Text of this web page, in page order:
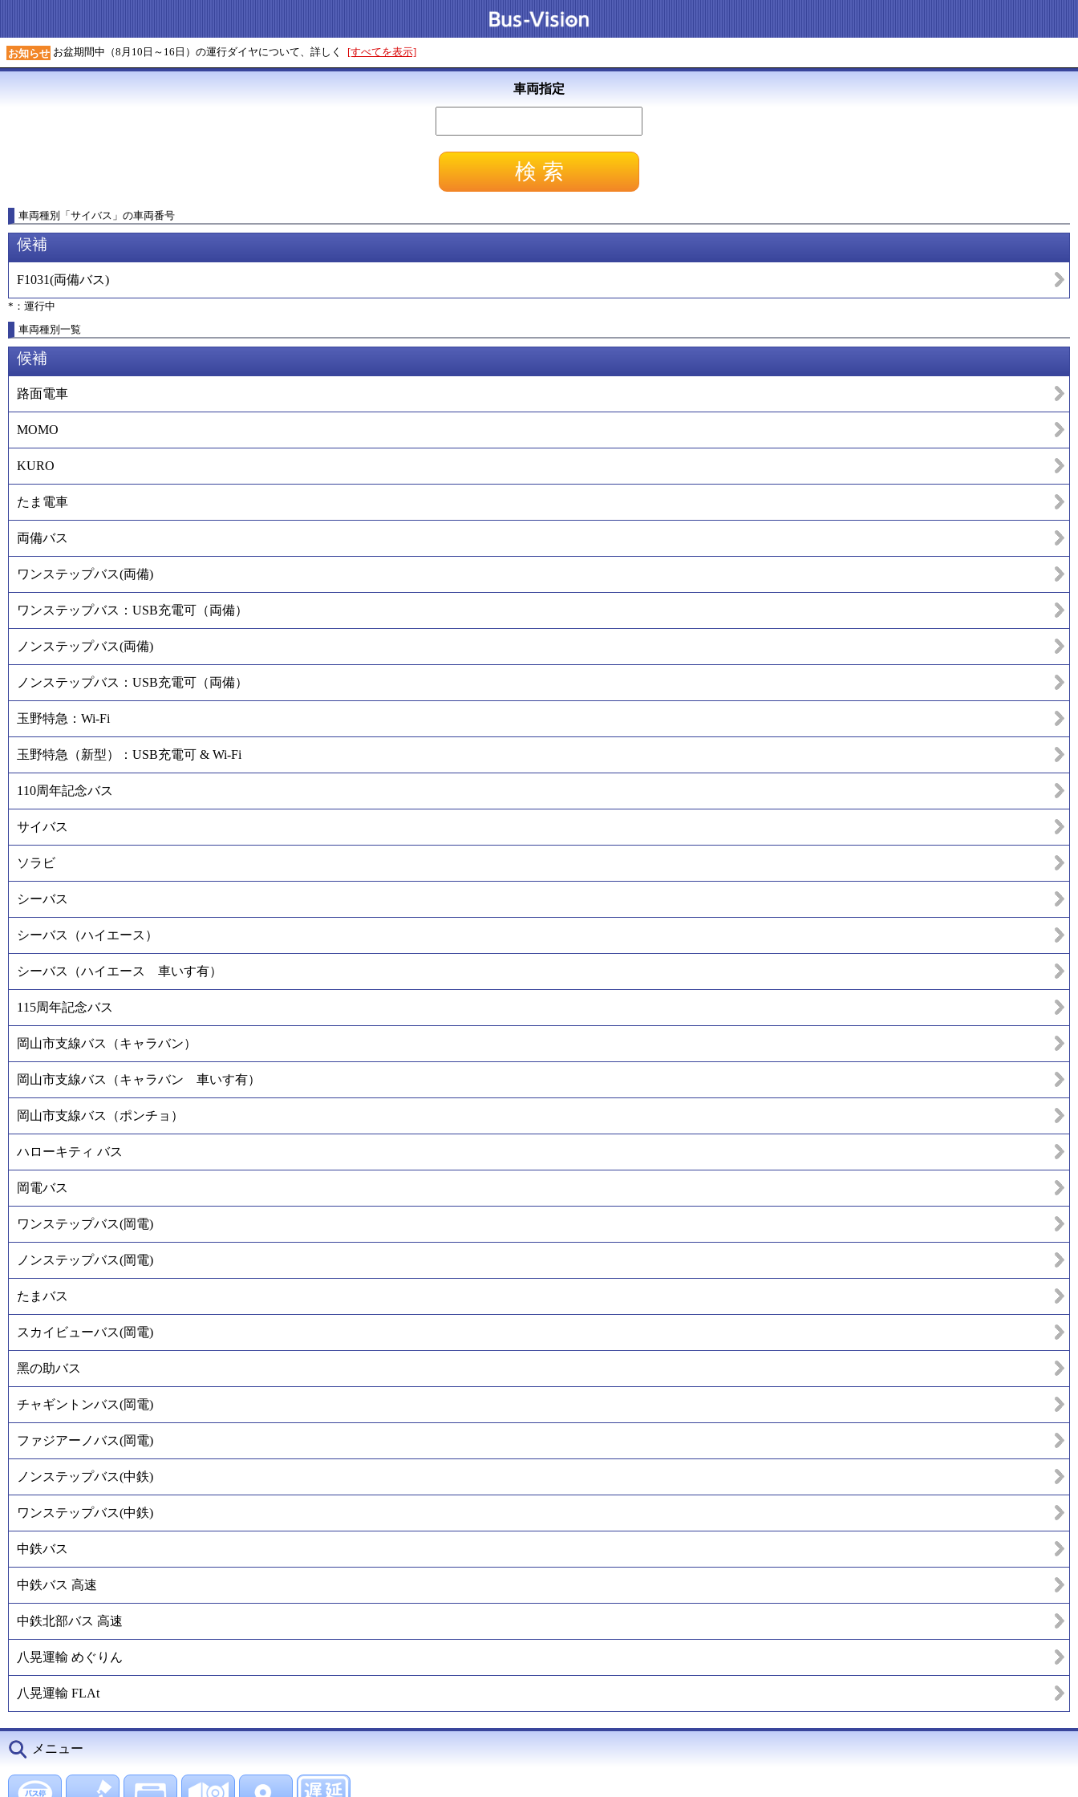
お知らせ お盆期間中（8月10日～16日）の運行ダイヤについて、詳しく [すべてを表示]
車両指定
車両種別 「サイバス 」 の車両番号
候補
F1031(両備バス)
*：運行中
車両種別一覧
候補
路面電車
MOMO
KURO
たま電車
両備バス
ワンステップバス(両備)
ワンステップバス：USB充電可（両備）
ノンステップバス(両備)
ノンステップバス：USB充電可（両備）
玉野特急：Wi-Fi
玉野特急（新型）：USB充電可 & Wi-Fi
110周年記念バス
サイバス
ソラビ
シーバス
シーバス（ハイエース）
シーバス（ハイエース 車いす有）
115周年記念バス
岡山市支線バス（キャラバン）
岡山市支線バス（キャラバン 車いす有）
岡山市支線バス（ポンチョ）
ハローキティ バス
岡電バス
ワンステップバス(岡電)
ノンステップバス(岡電)
たまバス
スカイビューバス(岡電)
黑の助バス
チャギントンバス(岡電)
ファジアーノバス(岡電)
ノンステップバス(中鉄)
ワンステップバス(中鉄)
中鉄バス
中鉄バス 高速
中鉄北部バス 高速
八晃運輸 めぐりん
八晃運輸 FLAt
メニュー